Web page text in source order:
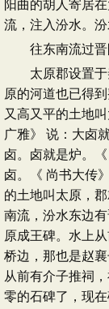
阳曲的胡人寄居
流，注入汾水。
往东南流过晋
太原郡设置于
原的河道也已得
又高又平的土地
广雅》 说：大卤
卤。卤就是炉。
卤。《 尚书大传
的土地叫太原，
南流，汾水东边
原成王碑。水上
桥边，那也是赵
从前有介子推祠
零的石碑了，现